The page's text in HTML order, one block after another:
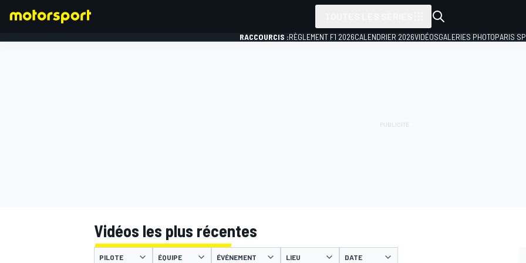
RACCOURCIS :RÈGLEMENT F1 2026CALENDRIER 2026VIDÉOSGALERIES PHOTOPARIS
Vidéos les plus récentes
PILOTE ÉQUIPE ÉVÉNEMENT LIEU DATE